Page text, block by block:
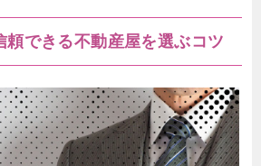
頼できる不動産屋を選ぶコツ